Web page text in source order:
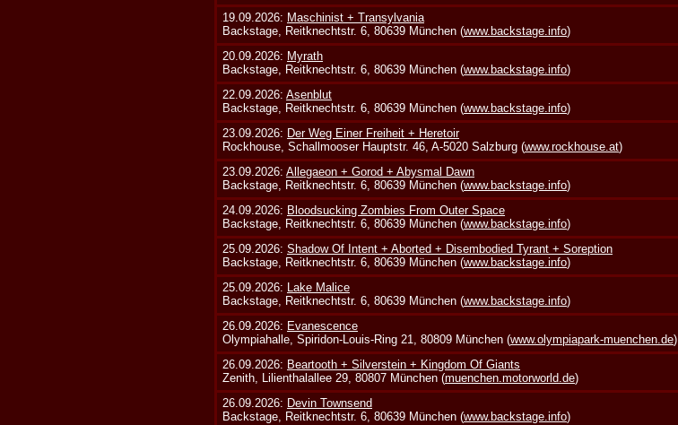
19.09.2026: Maschinist + Transylvania
Backstage, Reitknechtstr. 6, 80639 München (www.backstage.info)
20.09.2026: Myrath
Backstage, Reitknechtstr. 6, 80639 München (www.backstage.info)
22.09.2026:Asenblut
Backstage, Reitknechtstr. 6, 80639 München (www.backstage.info)
23.09.2026: Der Weg Einer Freiheit + Heretoir
Rockhouse, Schallmooser Hauptstr. 46, A-5020 Salzburg (www.rockhouse.at)
23.09.2026:Allegaeon + Gorod + Abysmal Dawn
Backstage, Reitknechtstr. 6, 80639 München (www.backstage.info)
24.09.2026: Bloodsucking Zombies From Outer Space
Backstage, Reitknechtstr. 6, 80639 München (www.backstage.info)
25.09.2026:Shadow Of Intent + Aborted + Disembodied Tyrant + Soreption
Backstage, Reitknechtstr. 6, 80639 München (www.backstage.info)
25.09.2026: Lake Malice
Backstage, Reitknechtstr. 6, 80639 München (www.backstage.info)
26.09.2026: Evanescence
Olympiahalle, Spiridon-Louis-Ring 21, 80809 München (www.olympiapark-muenchen.de)
26.09.2026: Beartooth + Silverstein + Kingdom Of Giants
Zenith, Lilienthalallee 29, 80807 München (muenchen.motorworld.de)
26.09.2026: Devin Townsend
Backstage, Reitknechtstr. 6, 80639 München (www.backstage.info)